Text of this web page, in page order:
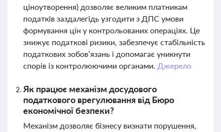
ціноутворення) дозволяє великим платникам
податків заздалегідь узгодити з ДПС умови
формування цін у контрольованих операціях. Це
знижує податкові ризики, забезпечує стабільність
податкових зобов’язань і допомагає уникнути
спорів із контролюючими органами. Джерело
Як працює механізм досудового
податкового врегулювання від Бюро
економічної безпеки?
Механізм дозволяє бізнесу визнати порушення,